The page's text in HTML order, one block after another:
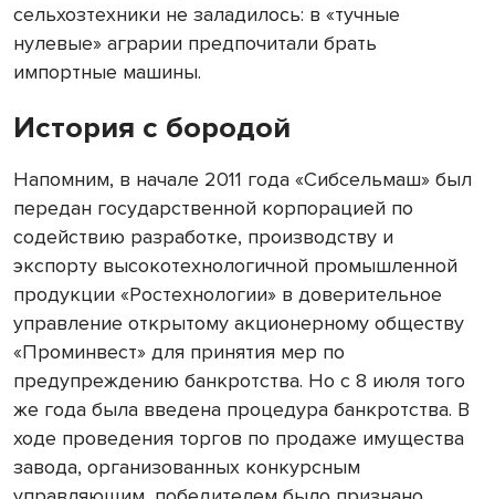
сельхозтехники не заладилось: в «тучные
нулевые» аграрии предпочитали брать
импортные машины.
История с бородой
Напомним, в начале 2011 года «Сибсельмаш» был
передан государственной корпорацией по
содействию разработке, производству и
экспорту высокотехнологичной промышленной
продукции «Ростехнологии» в доверительное
управление открытому акционерному обществу
«Проминвест» для принятия мер по
предупреждению банкротства. Но с 8 июля того
же года была введена процедура банкротства. В
ходе проведения торгов по продаже имущества
завода, организованных конкурсным